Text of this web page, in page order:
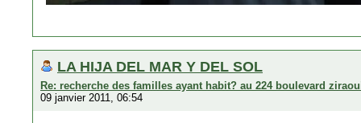
LA HIJA DEL MAR Y DEL SOL
Re: recherche des familles ayant habit? au 224 boulevard
09 janvier 2011, 06:54